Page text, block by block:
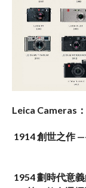
Leica Cameras：
1914 創世之作
1954 劃時代意